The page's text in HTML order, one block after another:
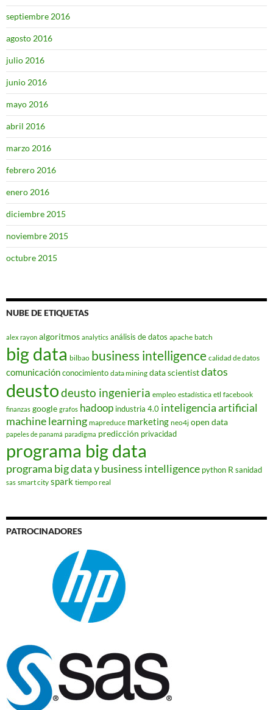
septiembre 2016
agosto 2016
julio 2016
junio 2016
mayo 2016
abril 2016
marzo 2016
febrero 2016
enero 2016
diciembre 2015
noviembre 2015
octubre 2015
NUBE DE ETIQUETAS
alex rayon algoritmos analytics análisis de datos apache batch
big data bilbao business intelligence calidad de datos
comunicaciónconocimiento data mining data scientistdatos
deustodeusto ingenieria empleo estadística etl facebook
finanzas google grafos hadoop industria 4.0 inteligencia artificial
machine learning mapreduce marketing neo4j open data
papeles de panamá paradigma predicción privacidad
programa big data
programa big data y business intelligence python R sanidad
sas smart city spark tiempo real
PATROCINADORES